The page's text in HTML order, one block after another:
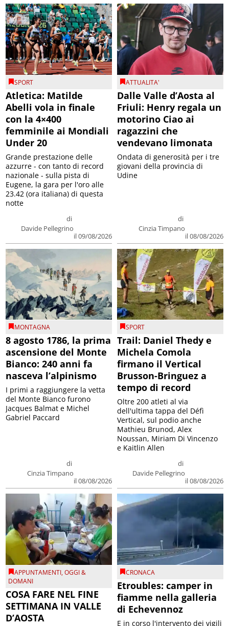
SPORT
Atletica: Matilde
Abelli vola in finale
con la 4×400
femminile ai Mondiali
Under 20
di
Davide Pellegrino
il 09/08/2026
Grande prestazione delle
azzurre - con tanto di record
nazionale - sulla pista di
Eugene, la gara per l'oro alle
23.42 (ora italiana) di questa
notte
ATTUALITA'
Dalle Valle d’Aosta al
Friuli: Henry regala un
motorino Ciao ai
ragazzini che
vendevano limonata
di
Cinzia Timpano
il 08/08/2026
Ondata di generosità per i tre
giovani della provincia di
Udine
MONTAGNA
8 agosto 1786, la prima
ascensione del Monte
Bianco: 240 anni fa
nasceva l’alpinismo
di
Cinzia Timpano
il 08/08/2026
I primi a raggiungere la vetta
del Monte Bianco furono
Jacques Balmat e Michel
Gabriel Paccard
SPORT
Trail: Daniel Thedy e
Michela Comola
firmano il Vertical
Brusson-Bringuez a
tempo di record
di
Davide Pellegrino
il 08/08/2026
Oltre 200 atleti al via
dell'ultima tappa del Défì
Vertical, sul podio anche
Mathieu Brunod, Alex
Noussan, Miriam Di Vincenzo
e Kaitlin Allen
APPUNTAMENTI,OGGI &
DOMANI
COSA FARE NEL FINE
SETTIMANA IN VALLE
D’AOSTA
CRONACA
Etroubles: camper in
fiamme nella galleria
di Echevennoz
E in corso l'intervento dei vigili